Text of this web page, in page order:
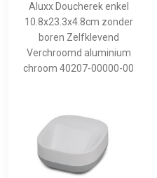
Aluxx Doucherek enkel
10.8x23.3x4.8cm zonder
boren Zelfklevend
Verchroomd aluminium
chroom 40207-00000-00